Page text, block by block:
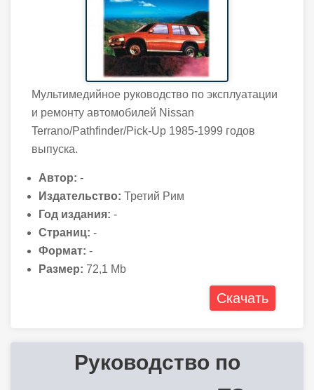
Мультимедийное руководство по эксплуатации
и ремонту автомобилей Nissan
Terrano/Pathfinder/Pick-Up 1985-1999 годов
выпуска.
Автор: -
Издательство: Третий Рим
Год издания: -
Страниц: -
Формат: -
Размер: 72,1 Mb
Скачать
Руководство по